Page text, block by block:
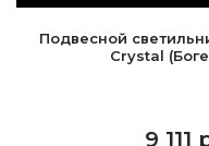
Подвесной
Crystal
9 111